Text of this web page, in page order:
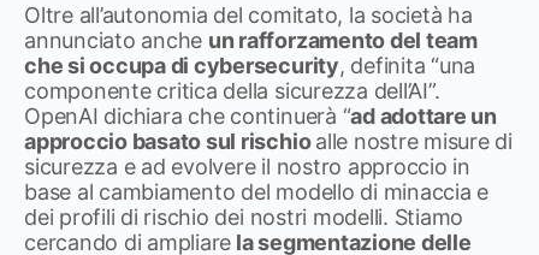
Oltre all’autonomia del comitato, la società ha
annunciato anche un rafforzamento del team
che si occupa di cybersecurity, definita “una
componente critica della sicurezza dell’AI”.
OpenAI dichiara che continuerà “ad adottare un
approccio basato sul rischioalle nostre misure di
sicurezza e ad evolvere il nostro approccio in
base al cambiamento del modello di minaccia e
dei profili di rischio dei nostri modelli. Stiamo
cercando di ampliare la segmentazione delle